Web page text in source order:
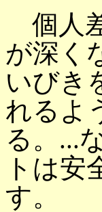
個人
が深く
いびき
れるよ
る。...
トは安
す。